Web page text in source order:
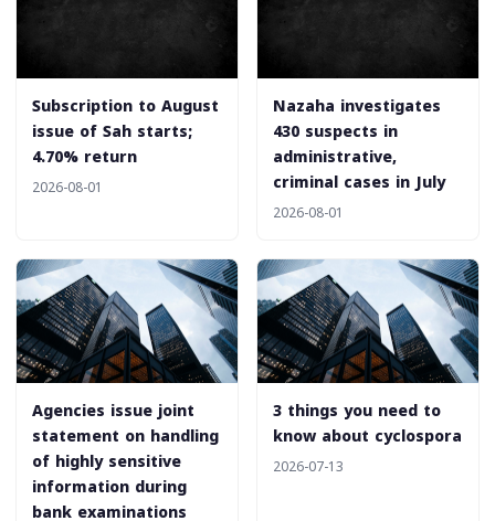
‎Subscription to August
issue of Sah starts;
4.70% return
2026-08-01
‎Nazaha investigates
430 suspects in
administrative,
criminal cases in July
2026-08-01
Agencies issue joint
statement on handling
of highly sensitive
information during
bank examinations
3 things you need to
know about cyclospora
2026-07-13